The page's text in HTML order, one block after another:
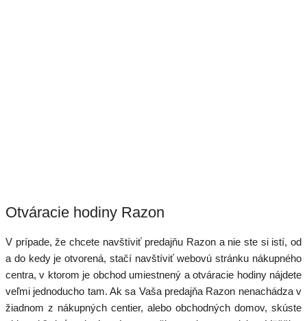
Otváracie hodiny Razon
V prípade, že chcete navštíviť predajňu Razon a nie ste si istí, od
a do kedy je otvorená, stačí navštíviť webovú stránku nákupného
centra, v ktorom je obchod umiestnený a otváracie hodiny nájdete
veľmi jednoducho tam. Ak sa Vaša predajňa Razon nenachádza v
žiadnom z nákupných centier, alebo obchodných domov, skúste